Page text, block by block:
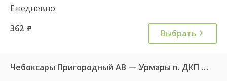
Ежедневно
362 руб. Выбрать
Чебоксары Пригородный АВ — Урмары п. ДКП 513